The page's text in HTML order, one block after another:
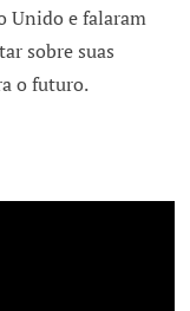
Unido e falaram
sobre suas
o futuro.